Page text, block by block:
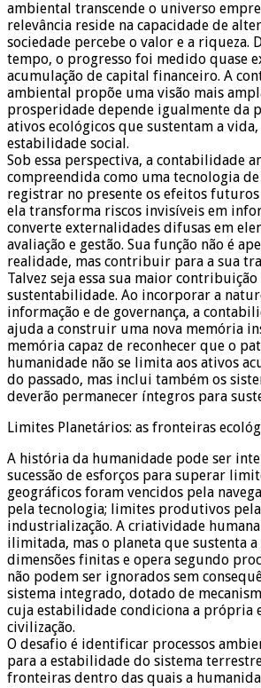
ambiental transcende o universo
relevância reside na capacidade de
sociedade percebe o valor e a riqueza.
tempo, o progresso foi medido quase
acumulação de capital financeiro. A
ambiental propõe uma visão mais
prosperidade depende igualmente da
ativos ecológicos que sustentam a vida,
estabilidade social.
Sob essa perspectiva, a contabilidade
compreendida como uma tecnologia de
registrar no presente os efeitos futuros
ela transforma riscos invisíveis em
converte externalidades difusas em
avaliação e gestão. Sua função não é
realidade, mas contribuir para a sua
Talvez seja essa sua maior contribuição
sustentabilidade. Ao incorporar a
informação e de governança, a
ajuda a construir uma nova memória
memória capaz de reconhecer que o
humanidade não se limita aos ativos
do passado, mas inclui também os
deverão permanecer íntegros para
Limites Planetários: as fronteiras
A história da humanidade pode ser
sucessão de esforços para superar
geográficos foram vencidos pela
pela tecnologia; limites produtivos
industrialização. A criatividade
ilimitada, mas o planeta que sustenta
dimensões finitas e opera segundo
não podem ser ignorados sem
sistema integrado, dotado de
cuja estabilidade condiciona a própria
civilização.
O desafio é identificar processos
para a estabilidade do sistema
fronteiras dentro das quais a